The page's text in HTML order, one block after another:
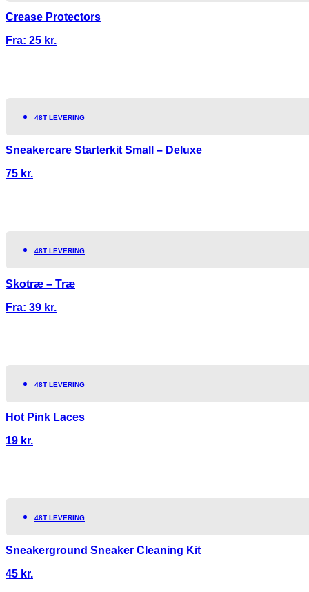
Crease Protectors
Fra: 25 kr.
48T LEVERING
Sneakercare Starterkit Small – Deluxe
75 kr.
48T LEVERING
Skotræ – Træ
Fra: 39 kr.
48T LEVERING
Hot Pink Laces
19 kr.
48T LEVERING
Sneakerground Sneaker Cleaning Kit
45 kr.